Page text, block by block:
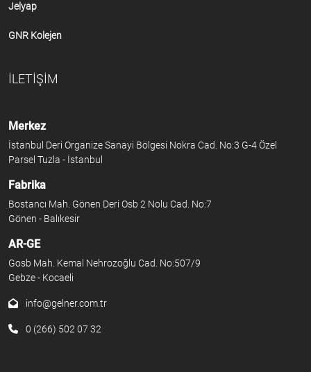
Jelyap
GNR Kolejen
İLETİŞİM
Merkez
İstanbul Deri Organize Sanayi Bölgesi Nokra Cad. No:3 G-4 Özel
Parsel Tuzla - İstanbul
Fabrika
Bostancı Mah. Gönen Deri Osb 2 Nolu Cad. No:7
Gönen - Balıkesir
AR-GE
Gosb Mah. Kemal Nehrozoğlu Cad. No:507/9
Gebze - Kocaeli
info@gelner.com.tr
0 (266) 502 07 32